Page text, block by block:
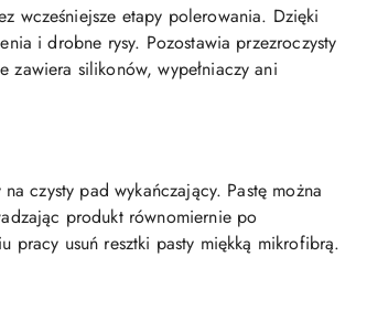
wcześniejsze etapy polerowania. Dzięki
i drobne rysy. Pozostawia przezroczysty
silikonów, wypełniaczy ani
czysty pad wykańczający. Pastę można
produkt równomiernie po
pracy usuń resztki pasty miękką mikrofibrą.